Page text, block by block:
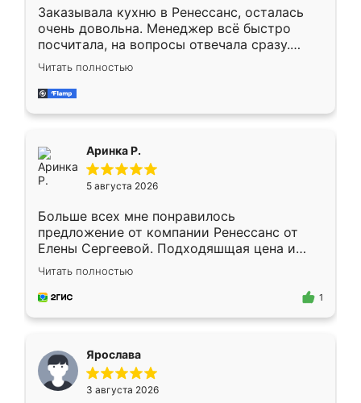
Заказывала кухню в Ренессанс, осталась
очень довольна. Менеджер всё быстро
посчитала, на вопросы отвечала сразу.
Замерщик приехал в субботу, подошёл к
делу со всей ответственностью. Собрали
за день, ребята работали аккуратно, даже
Читать полностью
Аринка Р.
5 августа 2026
Больше всех мне понравилось
предложение от компании Ренессанс от
Елены Сергеевой. Подходяшщая цена и
короткие сроки изготовления. Приехавший
для замера сотрудник Владислав
предложил по моему эскизу самый
Читать полностью
1
Ярослава
3 августа 2026